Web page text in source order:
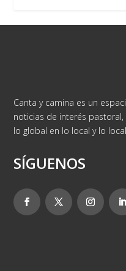
Canta y camina es un
noticias de interés pastoral,
lo global en lo local y lo
SÍGUENOS